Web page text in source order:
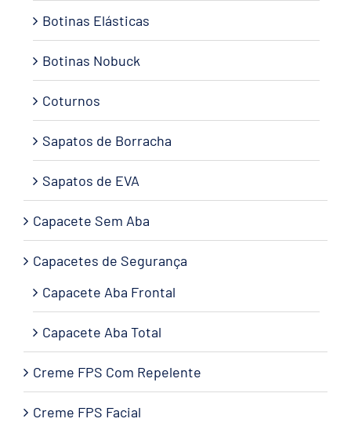
Botinas Elásticas
Botinas Nobuck
Coturnos
Sapatos de Borracha
Sapatos de EVA
Capacete Sem Aba
Capacetes de Segurança
Capacete Aba Frontal
Capacete Aba Total
Creme FPS Com Repelente
Creme FPS Facial